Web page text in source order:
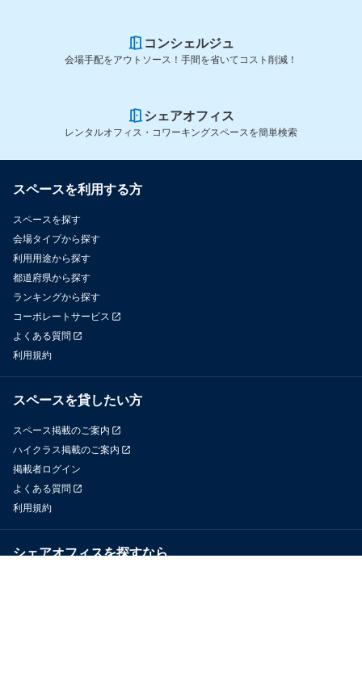
コンシェルジュ
会場手配をアウトソース！手間を省いてコスト削減！
シェアオフィス
レンタルオフィス・コワーキングスペースを簡単検索
スペースを利用する方
スペースを探す
会場タイプから探す
利用用途から探す
都道府県から探す
ランキングから探す
コーポレートサービス
よくある質問
利用規約
スペースを貸したい方
スペース掲載のご案内
ハイクラス掲載のご案内
掲載者ログイン
よくある質問
利用規約
シェアオフィスを探すなら